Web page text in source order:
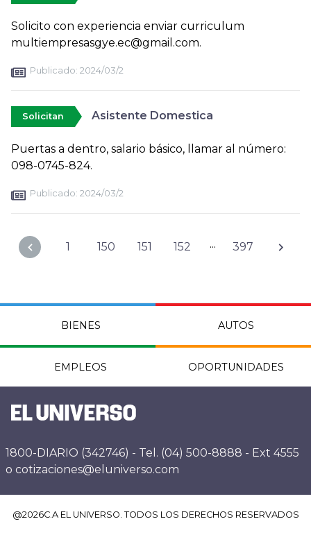
Solicito con experiencia enviar curriculum
multiempresasgye.ec@gmail.com.
Publicado: 2024/03/2
Solicitan Asistente Domestica
Puertas a dentro, salario básico, llamar al número:
098-0745-824.
Publicado: 2024/03/2
1 150 151 152 ... 397
BIENES AUTOS
EMPLEOS OPORTUNIDADES
1800-DIARIO (342746) - Tel. (04) 500-8888 - Ext 4555
o cotizaciones@eluniverso.com
@2026C.A EL UNIVERSO. TODOS LOS DERECHOS RESERVADOS